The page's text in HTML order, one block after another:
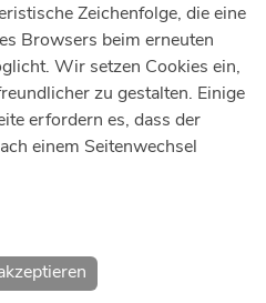
Universitätsklinikum Bonn
Zeichenfolge, die eine
Browsers beim erneuten
Wir setzen Cookies ein,
zu gestalten. Einige
erfordern es, dass der
einem Seitenwechsel